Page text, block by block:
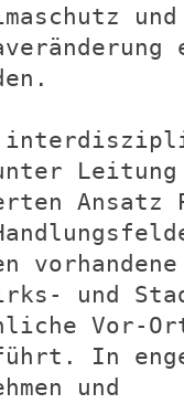
Leitung
Ansatz
und
Vor-
In
und